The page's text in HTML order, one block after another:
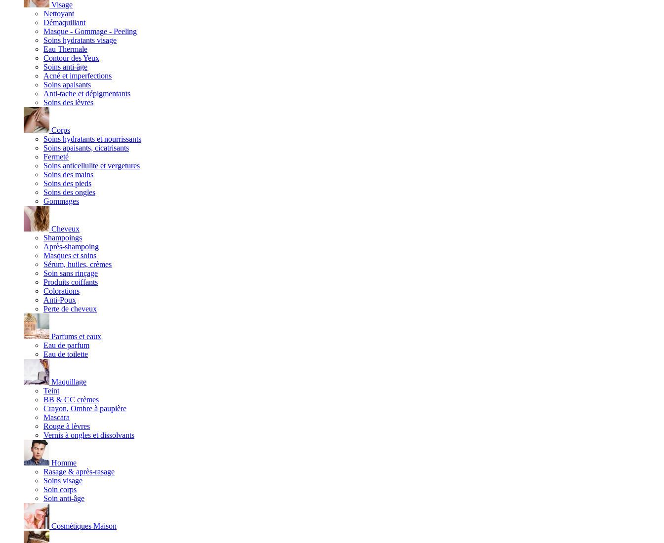
Visage
Nettoyant
Démaquillant
Masque - Gommage - Peeling
Soins hydratants visage
Eau Thermale
Contour des Yeux
Soins anti-âge
Acné et imperfections
Soins apaisants
Anti-tache et dépigmentants
Soins des lèvres
Corps
Soins hydratants et nourrissants
Soins apaisants, cicatrisants
Fermeté
Soins anticellulite et vergetures
Soins des mains
Soins des pieds
Soins des ongles
Gommages
Cheveux
Shampoings
Après-shampoing
Masques et soins
Sérum, huiles, crèmes
Soin sans rinçage
Produits coiffants
Colorations
Anti-Poux
Perte de cheveux
Parfums et eaux
Eau de parfum
Eau de toilette
Maquillage
Teint
BB & CC crèmes
Crayon, Ombre à paupière
Mascara
Rouge à lèvres
Vernis à ongles et dissolvants
Homme
Rasage & après-rasage
Soins visage
Soin corps
Soin anti-âge
Cosmétiques Maison